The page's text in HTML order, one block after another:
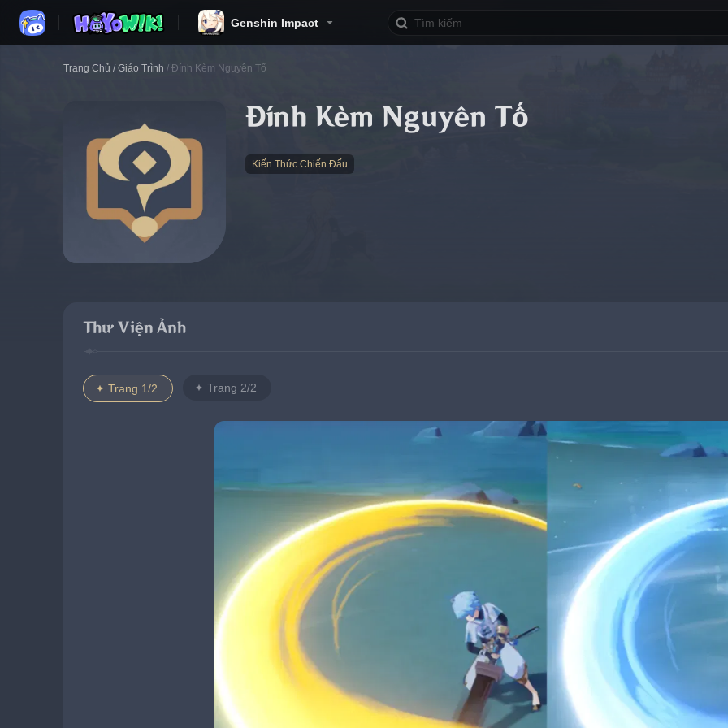
Genshin Impact
Trang Chủ / Giáo Trình / Đính Kèm Nguyên Tố
Đính Kèm Nguyên Tố
Kiến Thức Chiến Đấu
Thư Viện Ảnh
Trang 1/2 Trang 2/2